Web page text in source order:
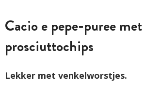
Cacio e pepe-puree met
prosciuttochips
Lekker met venkelworstjes.